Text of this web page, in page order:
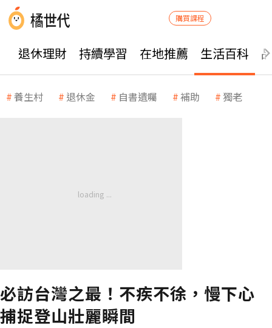
購買課程
退休理財 持續學習 在地推薦 生活百科
養生村 退休金 自書遺囑 補助 獨老
必訪台灣之最！不疾不徐，慢下心
捕捉登山壯麗瞬間